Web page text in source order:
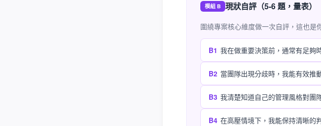
模組 B 現狀自評（5-6 題，量表）
圍繞專案核心維度做一次自評，這也是
B1 我在做重要決策前，通常有足夠
B2 當團隊出現分歧時，我能有效推
B3 我清楚知道自己的管理風格對團
B4 在高壓情境下，我能保持清晰的